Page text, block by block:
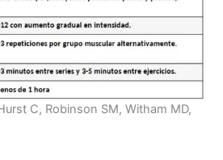
C, Robinson SM, Witham MD,